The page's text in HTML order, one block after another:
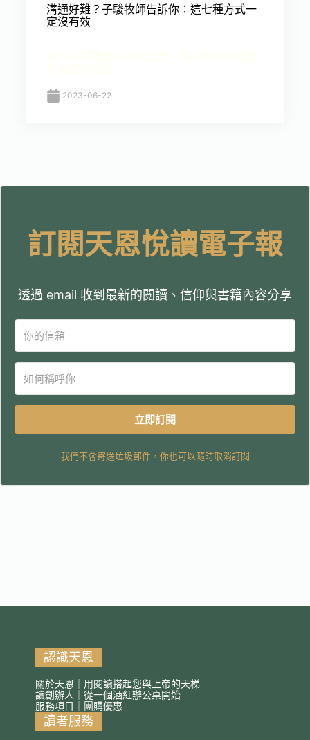
溝通好難？子駿牧師告訴你：這七種方式一
定沒有效
2023-06-22
訂閱天恩悅讀電子報
透過 email 收到最新的閱讀、信仰與書籍內容分享
立即訂閱
我們不會寄送垃圾郵件，你也可以隨時取消訂閱
認識天恩
關於天恩｜用閱讀搭起您與上帝的天梯
讀創辦人｜從一個酒紅辦公桌開始
服務項目｜團購優惠
讀者服務